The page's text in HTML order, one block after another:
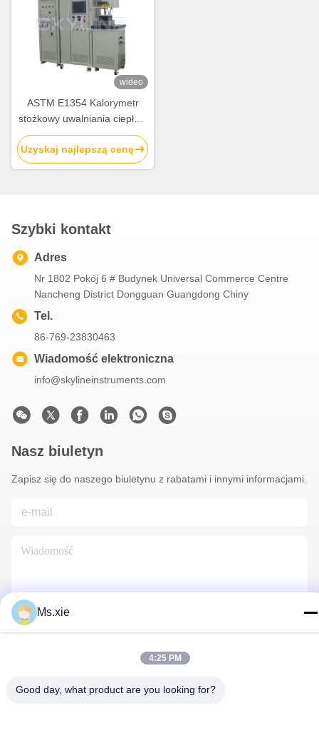
wideo
ASTM E1354 Kalorymetr
stożkowy uwalniania ciepła z
analizatorem tlenu
Uzyskaj najlepszą cenę
Szybki kontakt
Adres
Nr 1802 Pokój 6 # Budynek Universal Commerce Centre
Nancheng District Dongguan Guangdong Chiny
Tel.
86-769-23830463
Wiadomość elektroniczna
info@skylineinstruments.com
Nasz biuletyn
Zapisz się do naszego biuletynu z rabatami i innymi informacjami.
Skontaktuj Się Z Nami
Polityka prywatności|Sitemap| Chiny Dobra jakość Sprzęt do
Ms.xie
4:25 PM
Good day, what product are you looking for?